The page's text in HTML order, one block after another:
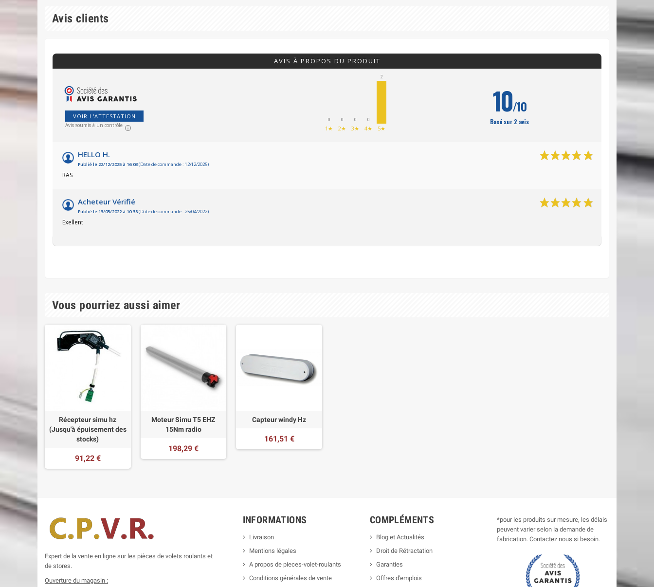
Avis clients
AVIS À PROPOS DU PRODUIT
VOIR L'ATTESTATION
Avis soumis à un contrôle
0
1★
0
2★
0
3★
0
4★
2
5★
10/10
Basé sur 2 avis
HELLO H.
Publié le 22/12/2025 à 16:03(Date de commande : 12/12/2025)
RAS
Acheteur Vérifié
Publié le 13/05/2022 à 10:38(Date de commande : 25/04/2022)
Exellent
Vous pourriez aussi aimer
Récepteur simu hz
(Jusqu'à épuisement des
stocks)
91,22 €
Moteur Simu T5 EHZ
15Nm radio
198,29 €
Capteur windy Hz
161,51 €
Expert de la vente en ligne sur les pièces de volets roulants et
de stores.
Ouverture du magasin :
INFORMATIONS
Livraison
Mentions légales
A propos de pieces-volet-roulants
Conditions générales de vente
COMPLÉMENTS
Blog et Actualités
Droit de Rétractation
Garanties
Offres d'emplois
*pour les produits sur mesure, les délais
peuvent varier selon la demande de
fabrication. Contactez nous si besoin.